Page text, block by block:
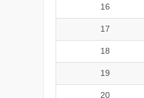
16
17
18
19
20